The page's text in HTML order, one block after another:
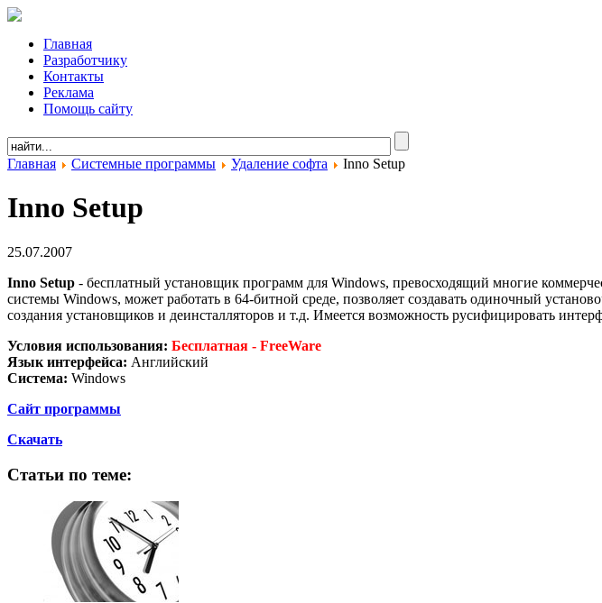
Главная
Разработчику
Контакты
Реклама
Помощь сайту
Главная Системные программы Удаление софта Inno Setup
Inno Setup
25.07.2007
Inno Setup - бесплатный установщик программ для Windows, превосходящий многие
системы Windows, может работать в 64-битной среде, позволяет создавать одиночный
создания установщиков и деинсталляторов и т.д. Имеется возможность русифицировать
Условия использования: Бесплатная - FreeWare
Язык интерфейса: Английский
Система: Windows
Сайт программы
Скачать
Статьи по теме: